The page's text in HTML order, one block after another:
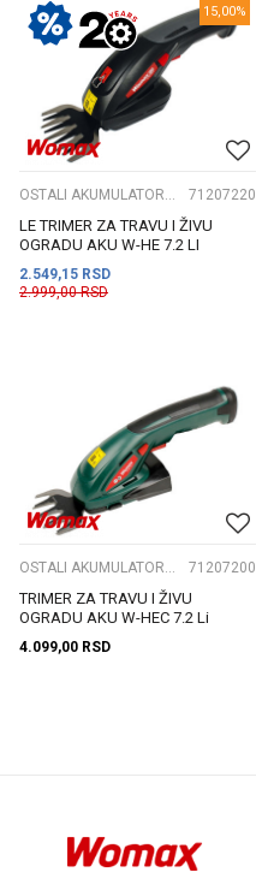
15,00%
71207220
LE TRIMER ZA TRAVU I ŽIVU
OGRADU AKU W-HE 7.2 LI
2.549,15 RSD
2.999,00RSD
OSTALI AKUMULATORSKI ALAT 71207200
TRIMER ZA TRAVU I ŽIVU
OGRADU AKU W-HEC 7.2 Li
4.099,00 RSD